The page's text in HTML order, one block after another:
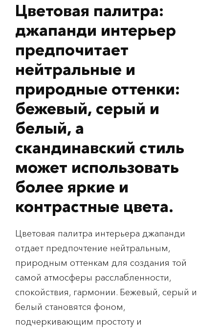
Цветовая палитра:
джапанди интерьер
предпочитает
нейтральные и
природные оттенки:
бежевый, серый и
белый, а
скандинавский стиль
может использовать
более яркие и
контрастные цвета.
Цветовая палитра интерьера джапанди
отдает предпочтение нейтральным,
природным оттенкам для создания той
самой атмосферы расслабленности,
спокойствия, гармонии. Бежевый, серый и
белый становятся фоном,
подчеркивающим простоту и